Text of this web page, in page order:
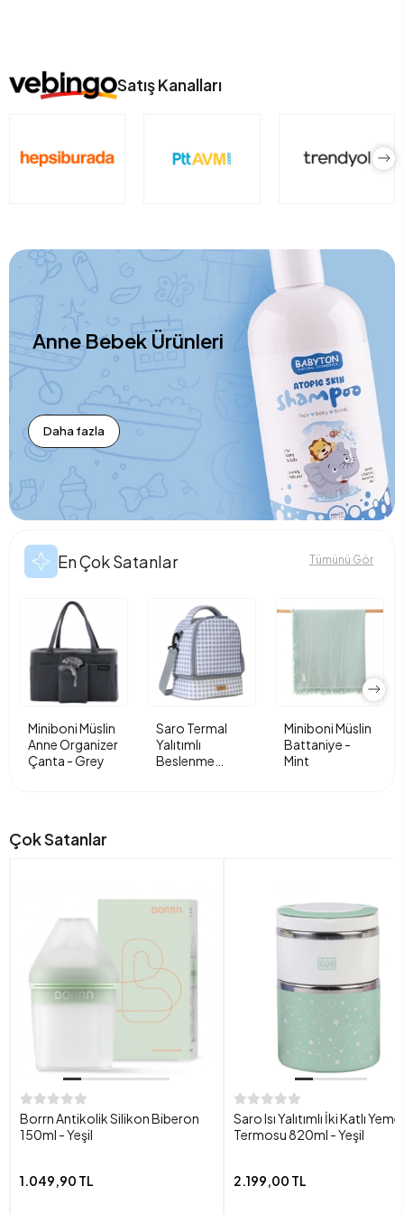
Satış Kanalları
Anne Bebek Ürünleri
Daha fazla
En Çok Satanlar Tümünü Gör
Miniboni Müslin
Anne Organizer
Çanta - Grey
Saro Termal
Yalıtımlı
Beslenme
Miniboni Müslin
Battaniye -
Mint
Çok Satanlar
Borrn Antikolik Silikon Biberon
150ml - Yeşil
1.049,90 TL
Saro Isı Yalıtımlı İki Katlı
Termosu 820ml - Yeşil
2.199,00 TL